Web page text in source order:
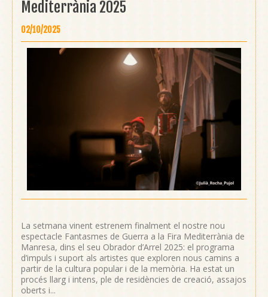
Mediterrània 2025
02/10/2025
La setmana vinent estrenem finalment el nostre nou
espectacle Fantasmes de Guerra a la Fira Mediterrània de
Manresa, dins el seu Obrador d’Arrel 2025: el programa
d’impuls i suport als artistes que exploren nous camins a
partir de la cultura popular i de la memòria. Ha estat un
procés llarg i intens, ple de residències de creació, assajos
oberts i...